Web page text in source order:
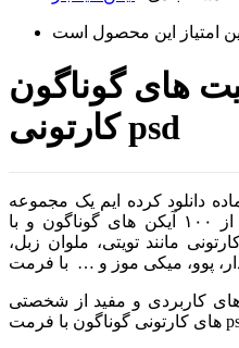
امتیاز این محصول
های گوناگون
کارتونی psd
دانلود کرده ایم یک مجموعه
بسیار عظیم و با کیفیت از بیش از ۱۰۰ آیکن های گوناگون و با
مانند تویتی، ملوان زبل،
کاربردی و مفید از شخصتی